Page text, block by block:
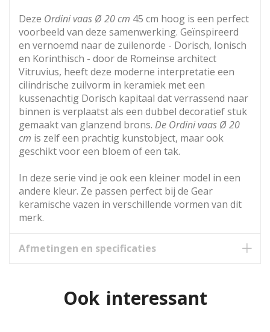
Deze Ordini vaas Ø 20 cm 45 cm hoog is een perfect
voorbeeld van deze samenwerking. Geïnspireerd
en vernoemd naar de zuilenorde - Dorisch, Ionisch
en Korinthisch - door de Romeinse architect
Vitruvius, heeft deze moderne interpretatie een
cilindrische zuilvorm in keramiek met een
kussenachtig Dorisch kapitaal dat verrassend naar
binnen is verplaatst als een dubbel decoratief stuk
gemaakt van glanzend brons. De Ordini vaas Ø 20
cm is zelf een prachtig kunstobject, maar ook
geschikt voor een bloem of een tak.
In deze serie vind je ook een kleiner model in een
andere kleur. Ze passen perfect bij de Gear
keramische vazen ​​in verschillende vormen van dit
merk.
Afmetingen en specificaties
Ook interessant